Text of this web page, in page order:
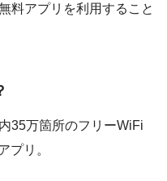
料アプリを利用すること
35万箇所のフリーWiFi
プリ。